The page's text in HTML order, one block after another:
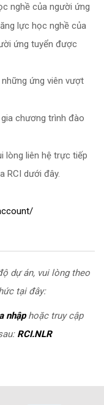
nghề của người ứng
lực học nghề của
ứng tuyển được
ứng viên vượt
chương trình đào
lòng liên hệ trực tiếp
RCI dưới đây.
dự án, vui lòng theo
tại đây:
nhậphoặc truy cập
RCI.NLR